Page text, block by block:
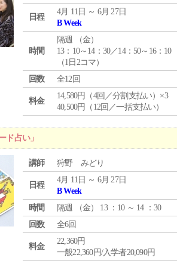
日程
4月 11日 ～ 6月 27日
B Week
時間
隔週 （金）
13：10～14：30／14：50～16：10
（1日2コマ）
回数
全12回
料金
14,580円（4回／分割支払い）×3
40,500円（12回／一括支払い）
ド占い」
講師 狩野 みどり
日程
4月 11日 ～ 6月 27日
B Week
時間
隔週 （金） 13 ：10 ～ 14 ：30
回数
全6回
料金
22,360円
一般22,360円/入学者20,090円